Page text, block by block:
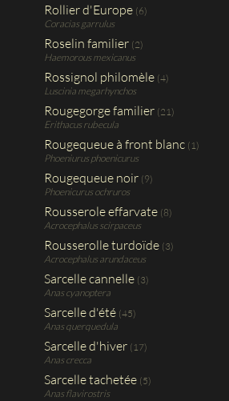
Rollier d'Europe (6)
Coracias garrulus
Roselin familier (2)
Haemorous mexicanus
Rossignol philomèle (4)
Luscinia megarhynchos
Rougegorge familier (21)
Erithacus rubecula
Rougequeue à front blanc (1)
Phoeniurus phoenicurus
Rougequeue noir (9)
Phoenicurus ochruros
Rousserole effarvate (8)
Acrocephalus scirpaceus
Rousserolle turdoïde (3)
Acrocephalus arundaceus
Sarcelle cannelle (3)
Anas cyanoptera
Sarcelle d'été (45)
Anas querquedula
Sarcelle d'hiver (17)
Anas crecca
Sarcelle tachetée (5)
Anas flavirostris